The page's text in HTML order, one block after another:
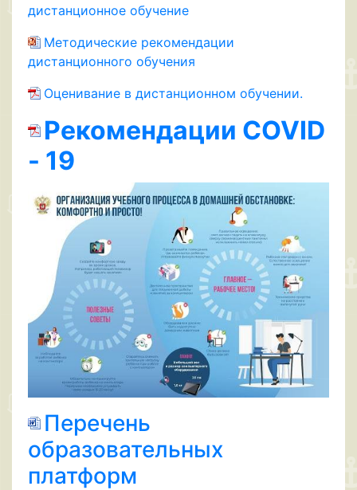
дистанционное обучение
Методические рекомендации
дистанционного обучения
Оценивание в дистанционном обучении.
Рекомендации COVID
- 19
Перечень
образовательных
платформ